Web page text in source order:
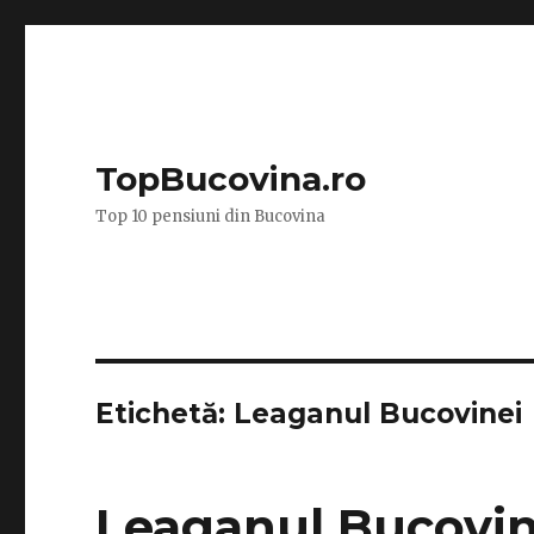
TopBucovina.ro
Top 10 pensiuni din Bucovina
Etichetă: Leaganul Bucovinei